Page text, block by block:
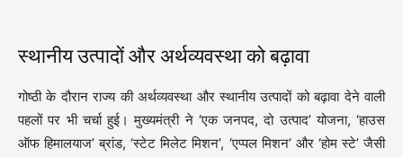
स्थानीय उत्पादों और अर्थव्यवस्था को बढ़ावा
गोष्ठी के दौरान राज्य की अर्थव्यवस्था और स्थानीय उत्पादों को बढ़ावा देने वाली
पहलों पर भी चर्चा हुई। मुख्यमंत्री ने ‘एक जनपद, दो उत्पाद’ योजना, ‘हाउस
ऑफ हिमालयाज’ ब्रांड, ‘स्टेट मिलेट मिशन’, ‘एप्पल मिशन’ और ‘होम स्टे’ जैसी